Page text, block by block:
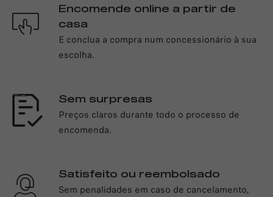
Encomende online a partir de
casa
E conclua a compra num concessionário à sua
escolha.
Sem surpresas
Preços claros durante todo o processo de
encomenda.
Satisfeito ou reembolsado
Sem penalidades em caso de cancelamento,